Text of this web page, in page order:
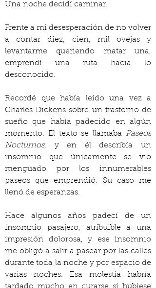
Una noche decidí caminar.
Frente a mi desesperación de no volver
a contar diez, cien, mil ovejas y
levantarme queriendo matar una,
emprendí una ruta hacia lo
desconocido.
Recordé que había leído una vez a
Charles Dickens sobre un trastorno de
sueño que había padecido en algún
momento. El texto se llamaba Paseos
Nocturnos, y en él describía un
insomnio que únicamente se vio
menguado por los innumerables
paseos que emprendió. Su caso me
llenó de esperanzas.
Hace algunos años padecí de un
insomnio pasajero, atribuible a una
impresión dolorosa, y ese insomnio
me obligó a salir a pasear por las calles
durante toda la noche y por espacio de
varias noches. Esa molestia habría